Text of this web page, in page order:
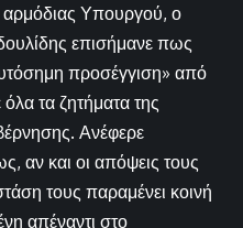
αρμόδιας Υπουργού, ο
επισήμανε πως
προσέγγιση» από
τα ζητήματα της
Ανέφερε
αν και οι απόψεις τους
τους παραμένει κοινή
απέναντι στο